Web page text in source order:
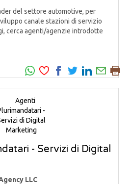
del settore automotive, per
canale stazioni di servizio
cerca agenti/agenzie introdotte
- Servizi di Digital
LLC